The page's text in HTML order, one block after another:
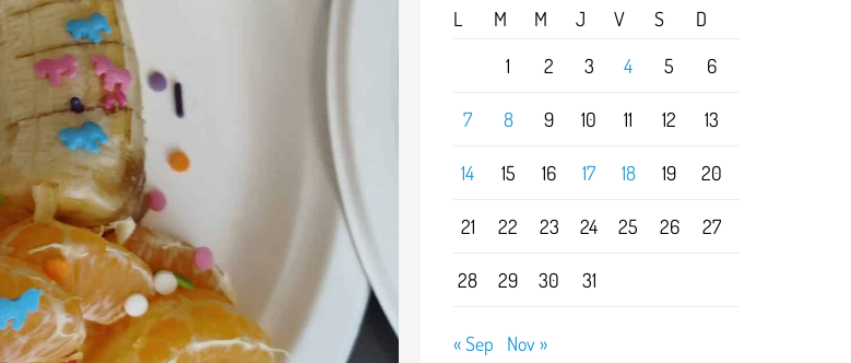
L
M M J V S
D
1
2 3 4 5 6
7 8 9 10 11 12 13
14 15 16 17 18 19 20
21 22 23 24 25 26 27
28 29 30 31
« Sep Nov »